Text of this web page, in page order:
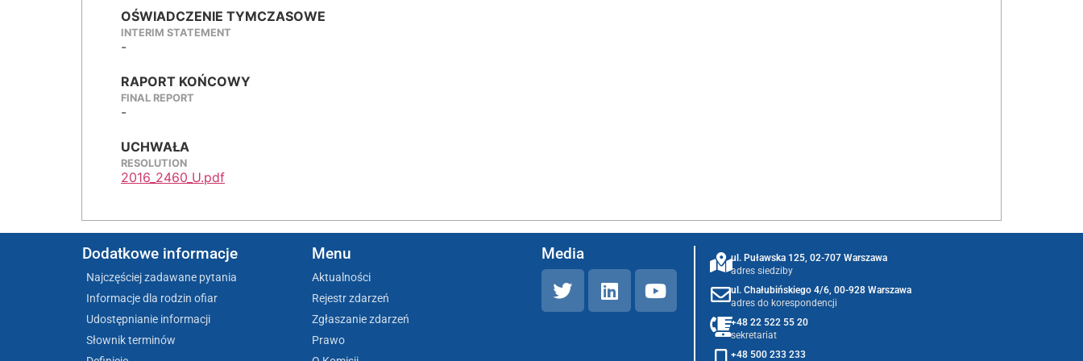
OŚWIADCZENIE TYMCZASOWE
INTERIM STATEMENT
-
RAPORT KOŃCOWY
FINAL REPORT
-
UCHWAŁA
RESOLUTION
2016_2460_U.pdf
Dodatkowe informacje
Najczęściej zadawane pytania
Informacje dla rodzin ofiar
Udostępnianie informacji
Słownik terminów
Menu
Aktualności
Rejestr zdarzeń
Zgłaszanie zdarzeń
Prawo
Media
ul. Puławska 125, 02-707 Warszawa
adres siedziby
ul. Chałubińskiego 4/6, 00-928 Warszawa
adres do korespondencji
+48 22 522 55 20
sekretariat
+48 500 233 233